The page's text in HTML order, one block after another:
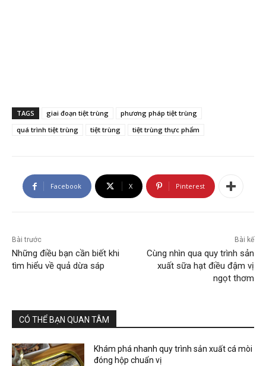
TAGS giai đoạn tiệt trùng
phương pháp tiệt trùng
quá trình tiệt trùng
tiệt trùng tiệt trùng thực phẩm
Facebook X Pinterest
Bài trước
Những điều bạn cần biết khi
tìm hiểu về quả dừa sáp
Bài kế
Cùng nhìn qua quy trình sản
xuất sữa hạt điều đậm vị
ngọt thơm
CÓ THỂ BẠN QUAN TÂM
Khám phá nhanh quy trình sản xuất cá mòi
đóng hộp chuẩn vị